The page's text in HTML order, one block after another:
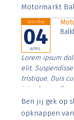
Motormarkt
Saturday
04
APRIL
Lorem ipsum
elit.
tristique. Duis
interdum nulla,
Aenean
imperdiet.
Ben jij gek op
opknappen